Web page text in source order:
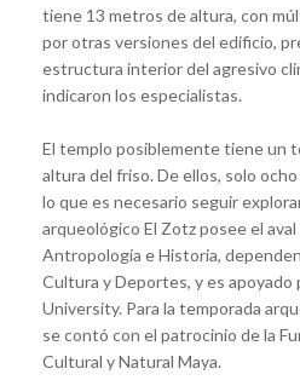
tiene 13 metros de altura, con
por otras versiones del edificio,
estructura interior del agresivo
indicaron los especialistas.
El templo posiblemente tiene un
altura del friso. De ellos, solo
lo que es necesario seguir
arqueológico El Zotz posee el
Antropología e Historia,
Cultura y Deportes, y es apoyado
University. Para la temporada
se contó con el patrocinio de la
Cultural y Natural Maya.